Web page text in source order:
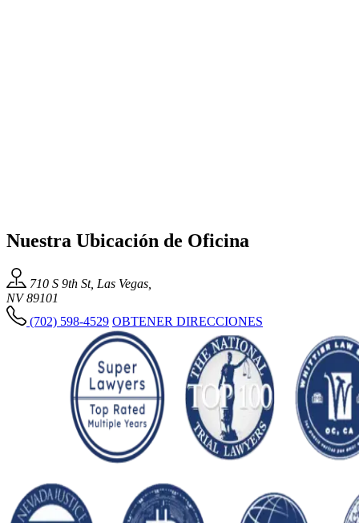
Nuestra Ubicación de Oficina
710 S 9th St, Las Vegas,
NV 89101
(702) 598-4529 OBTENER DIRECCIONES